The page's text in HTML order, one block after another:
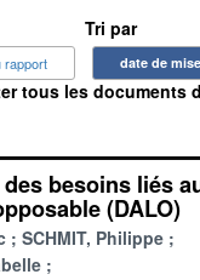
Tri par
rapport date de
tous les documents
besoins liés
(DALO)
SCHMIT, Philippe